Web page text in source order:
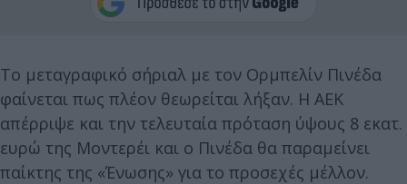
Το μεταγραφικό σήριαλ με τον Ορμπελίν Πινέδα
φαίνεται πως πλέον θεωρείται λήξαν. Η ΑΕΚ
απέρριψε και την τελευταία πρόταση ύψους 8 εκατ.
ευρώ της Μοντερέι και ο Πινέδα θα παραμείνει
παίκτης της «Ένωσης» για το προσεχές μέλλον.